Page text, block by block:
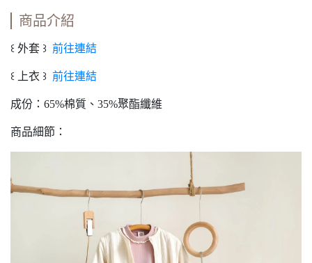
商品介紹
꒰ 外套 ꒱ 前往連結
꒰ 上衣 ꒱ 前往連結
成份：65%棉質、35%聚酯纖維
商品細節：